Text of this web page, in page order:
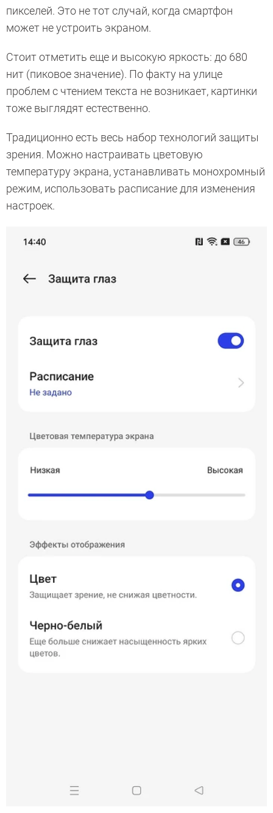
пикселей. Это не тот случай, когда смартфон
может не устроить экраном.
Стоит отметить еще и высокую яркость: до 680
нит (пиковое значение). По факту на улице
проблем с чтением текста не возникает, картинки
тоже выглядят естественно.
Традиционно есть весь набор технологий защиты
зрения. Можно настраивать цветовую
температуру экрана, устанавливать монохромный
режим, использовать расписание для изменения
настроек.